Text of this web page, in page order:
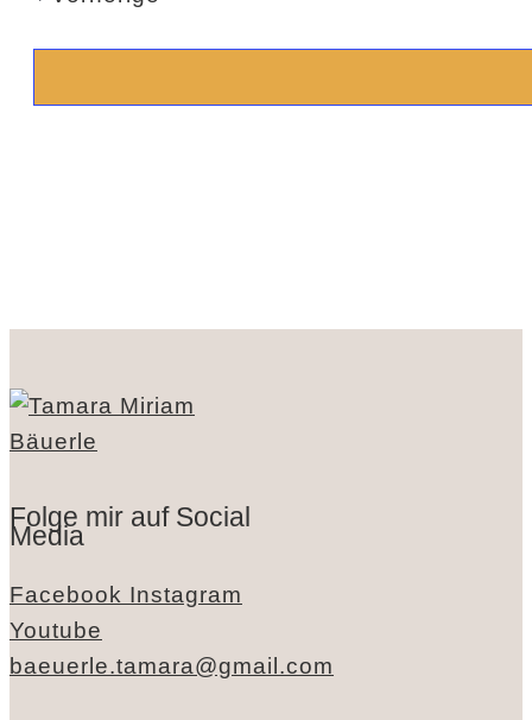
Folge mir auf Social
Media
Facebook Instagram
Youtube
baeuerle.tamara@gmail.com